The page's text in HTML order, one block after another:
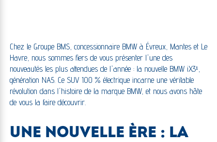
Chez le Groupe BMS, concessionnaire BMW à Évreux, Mantes et Le
Havre, nous sommes fiers de vous présenter l'une des
nouveautés les plus attendues de l'année : la nouvelle BMW iX3¹,
génération NA5. Ce SUV 100 % électrique incarne une véritable
révolution dans l'histoire de la marque BMW, et nous avons hâte
de vous la faire découvrir.
UNE NOUVELLE ÈRE : LA